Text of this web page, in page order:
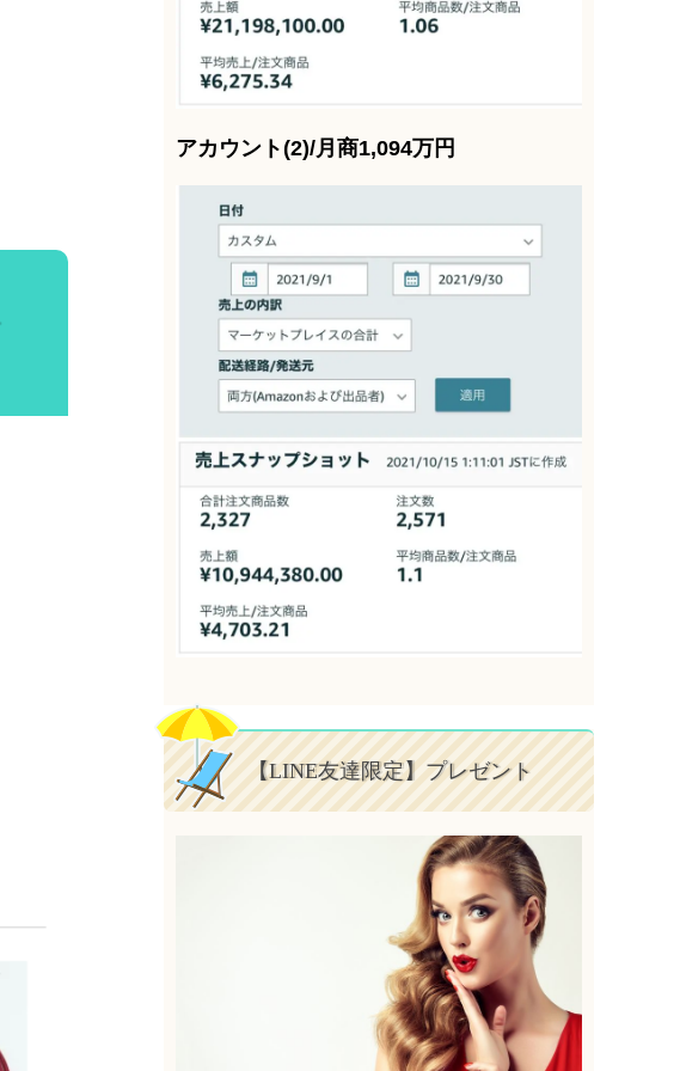
アカウント(2)/月商1,094万円
【LINE友達限定】プレゼント